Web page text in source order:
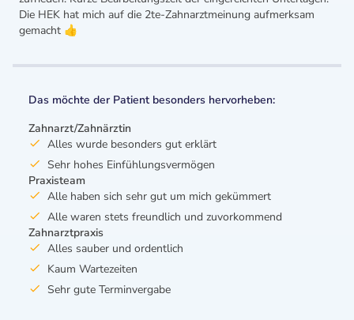
Die HEK hat mich auf die 2te-Zahnarztmeinung aufmerksam
gemacht 👍
Das möchte der Patient besonders hervorheben:
Zahnarzt/Zahnärztin
Alles wurde besonders gut erklärt
Sehr hohes Einfühlungsvermögen
Praxisteam
Alle haben sich sehr gut um mich gekümmert
Alle waren stets freundlich und zuvorkommend
Zahnarztpraxis
Alles sauber und ordentlich
Kaum Wartezeiten
Sehr gute Terminvergabe